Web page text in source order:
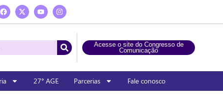
Acesse o site do Congresso de
Comunicação
27° AGE Parcerias Fale conosco